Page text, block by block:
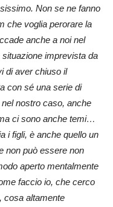
Non se ne fanno
che voglia perorare la
anche a noi nel
imprevista da
di aver chiuso il
con sé una serie di
nostro caso, anche
ci sono anche temi…
i figli, è anche quello un
non può essere non
aperto mentalmente
faccio io, che cerco
cosa altamente